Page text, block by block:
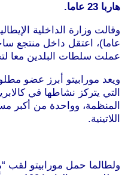
هاربا 23 عاما.
عاما)، اعتقل داخل منتجع
عملت سلطات البلدين معا
ويعد مورابيتو أبرز عضو
التي يتركز نشاطها في
المنظمة، وواحدة من أكبر
اللاتينية.
ولطالما حمل مورابيتو لقب